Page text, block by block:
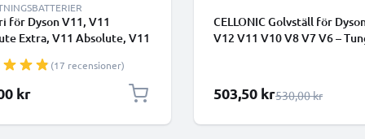
för Dyson V11, V11
Extra, V11 Absolute, V11
med skruvar - 4000mAh
Ion från CELLONIC
(17 recensioner)
kr
CELLONIC Golvställ för
V12 V11 V10 V8 V7 V6 –
Specialpris
503,50 krOrdinarie pris
530,00 kr